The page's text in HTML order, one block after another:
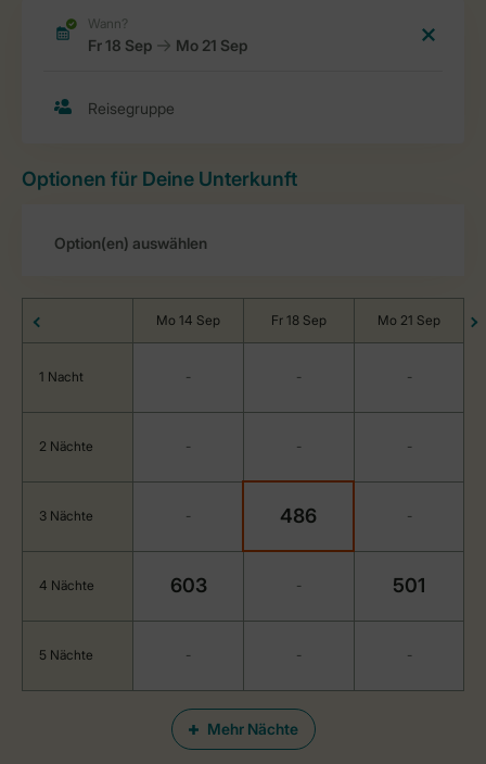
Optionen für Deine Unterkunft
Mehr Nächte
Mo 14 Sep Fr 18 Sep Mo 21 Sep
1 Nacht - - -
2 Nächte - - -
3 Nächte - 486 -
4 Nächte 603 - 501
5 Nächte - - -